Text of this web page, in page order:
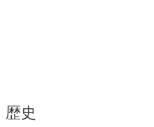
て憲法改正草案を作ること
いう計画は成功
史